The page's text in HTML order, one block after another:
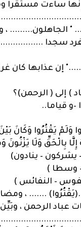
ساءت مستقرا
الجاهلون......... ،
سجدا
إن عذابها كان
) إلى ( الرحمن)؟
قياما..
وَلَمْ يَقْتُرُوا وَكَانَ
بِالْحَقِّ وَلَا
يشركون – ينادون)
– وسطا )
– النفائس )
....... ،
الرحمن ، وبَيِّن